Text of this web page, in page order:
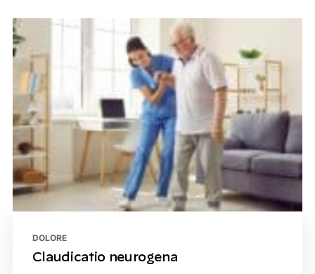
DOLORE
Claudicatio neurogena